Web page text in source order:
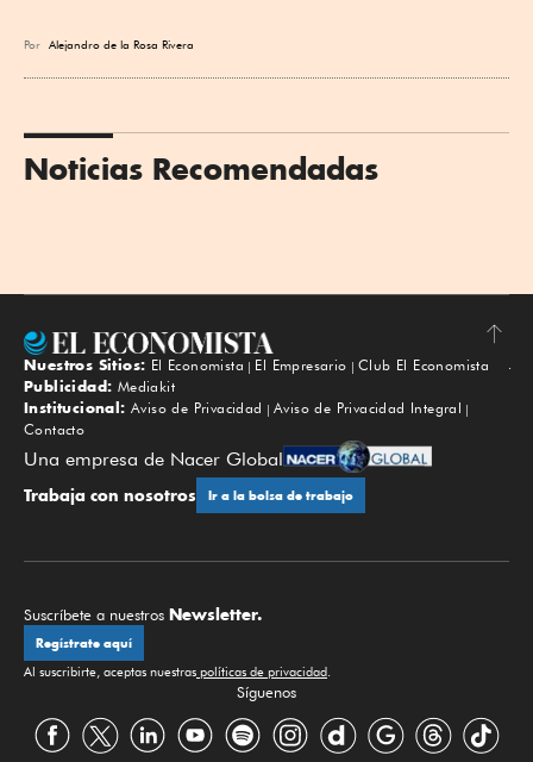
Por Alejandro de la Rosa Rivera
Noticias Recomendadas
Subir
Nuestros Sitios: El Economista El Empresario
Club El Economista
Publicidad: Mediakit
Institucional: Aviso de Privacidad
Aviso de Privacidad Integral
Contacto
Una empresa de Nacer Global
Trabaja con nosotros Ir a la bolsa de trabajo
Suscríbete a nuestros Newsletter.
Regístrate aquí
Al suscribirte, aceptas nuestras políticas de privacidad.
Síguenos